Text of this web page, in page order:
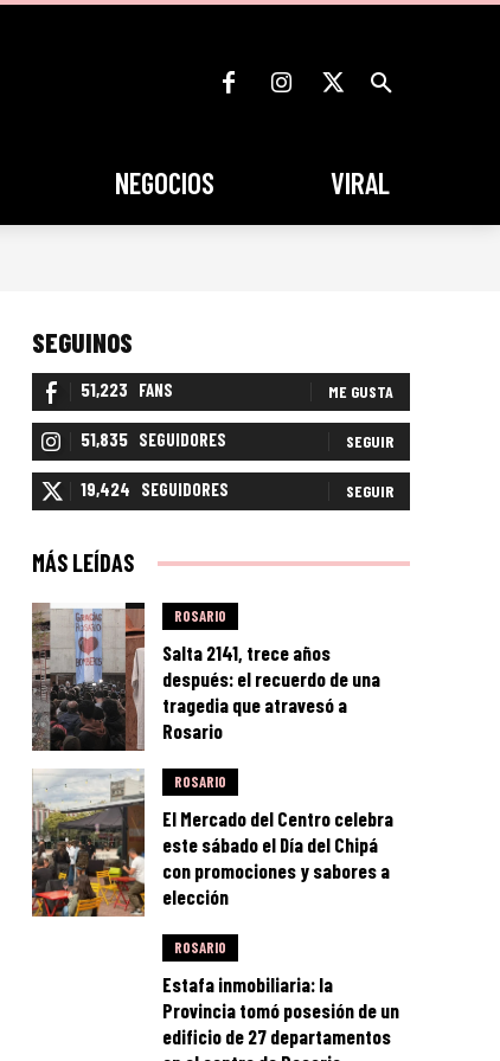
NEGOCIOS VIRAL
SEGUINOS
51,223 FANS ME GUSTA
51,835 SEGUIDORES SEGUIR
19,424 SEGUIDORES SEGUIR
MÁS LEÍDAS
ROSARIO
Salta 2141, trece años
después: el recuerdo de una
tragedia que atravesó a
Rosario
ROSARIO
El Mercado del Centro celebra
este sábado el Día del Chipá
con promociones y sabores a
elección
ROSARIO
Estafa inmobiliaria: la
Provincia tomó posesión de un
edificio de 27 departamentos